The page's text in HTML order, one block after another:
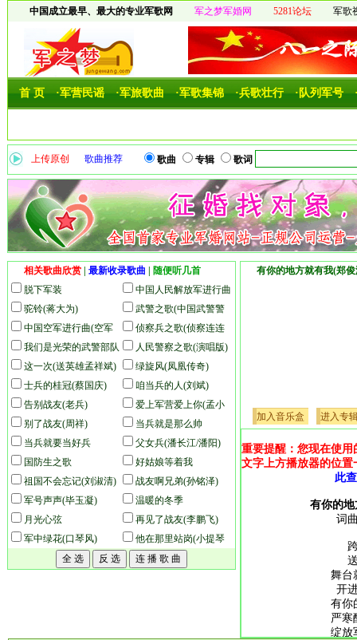
中国成立最早、最大的专业军歌网 军之梦军婚网 5281论坛 军歌
首 页 ·军营民谣 ·军旅歌曲 ·军歌集锦 ·兵歌壮行 ·队列军号
上传原创 歌曲推荐 歌曲 专辑 歌词
相关歌曲欣赏 最新收录歌曲
随便听几首
脱下军装
中国人民解放军进行曲
(解放军军歌)(合唱版)
驼铃(蒋大为)
武警之歌(中国武警警
歌)(合唱版)
中国空军进行曲(空军
军歌)
侦察兵之歌(侦察连连
歌)
我们是光荣的武警部队
(合唱版)
人民警察之歌(演唱版)
这一次(送英雄孟祥斌)
绿旋风(凤凰传奇)
士兵的桂冠(蔡国庆)
咱当兵的人(刘斌)
告别战友(老兵)
爱上军营爱上你(孟小
童)
别了战友(周祥)
当兵就是那么帅
当兵就要当好兵
父女兵(潘长江/潘阳)
国防生之歌
好姑娘等着我
祖国不会忘记(刘淑清)
战友啊兄弟(孙铭泽)
军号声声(毕玉凝)
温暖的冬季
月光心弦
再见了战友(李鹏飞)
军中绿花(口琴风)
他在那里站岗(小提琴
演奏版)
有你的地方就有我(
加入音乐盒 进入专
重要提醒：您现在使
文字上方播放器的位
此
有你的
词
舞台
开
有你
严寒
绽放